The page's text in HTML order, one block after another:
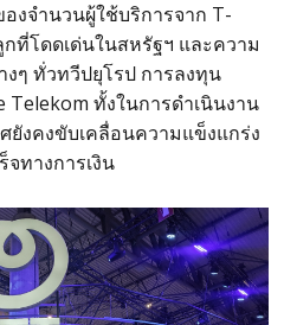
งจำนวนผู้ใช้บริการจาก T-
ที่โดดเด่นในสหรัฐฯ และความ
ๆ ทั่วทวีปยุโรป การลงทุน
Telekom ทั้งในการดำเนินงาน
ยังคงขับเคลื่อนความแข็งแกร่ง
ทางการเงิน